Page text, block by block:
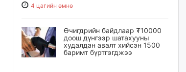
4 цагийн өмнө
Өчигдрийн байдлаар ₮10000
доош дүнгээр шатахууны
худалдан авалт хийсэн 1500
баримт бүртгэгджээ